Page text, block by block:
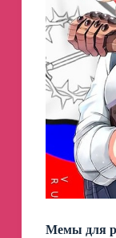
Мемы для